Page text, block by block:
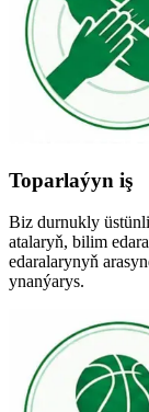
Toparlaýyn iş
Biz durnukly
atalaryň, bilim
edaralarynyň
ynanýarys.